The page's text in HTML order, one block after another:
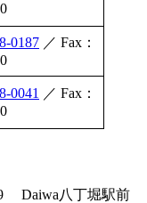
0187 ／ Fax：
0041 ／ Fax：
Daiwa八丁堀駅前